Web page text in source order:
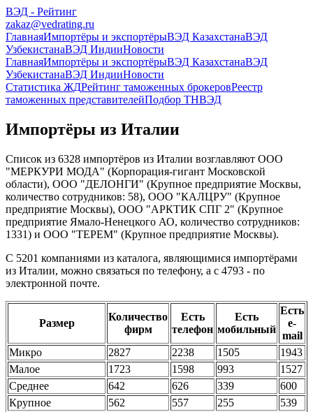
ВЭД - Рейтинг
zakaz@vedrating.ru
ГлавнаяИмпортёры и экспортёрыВЭД КазахстанаВЭД
УзбекистанаВЭД ИндииНовости
ГлавнаяИмпортёры и экспортёрыВЭД КазахстанаВЭД
УзбекистанаВЭД ИндииНовости
Статистика ЖДРейтинг таможенных брокеровРеестр
таможенных представителейПодбор ТНВЭД
Импортёры из Италии
Список из 6328 импортёров из Италии возглавляют ООО
"МЕРКУРИ МОДА" (Корпорация-гигант Московской
области), ООО "ДЕЛОНГИ" (Крупное предприятие Москвы,
количество сотрудников: 58), ООО "КАЛЦРУ" (Крупное
предприятие Москвы), ООО "АРКТИК СПГ 2" (Крупное
предприятие Ямало-Ненецкого АО, количество сотрудников:
1331) и ООО "ТЕРЕМ" (Крупное предприятие Москвы).
С 5201 компаниями из каталога, являющимися импортёрами
из Италии, можно связаться по телефону, а с 4793 - по
электронной почте.
Размер
Количество
фирм
Есть
телефон
Есть
мобильный
Есть
e-
mail
Микро
2827 2238 1505
1943
Малое
1723 1598 993
1527
Среднее
642 626 339
600
Крупное
562 557 255
539